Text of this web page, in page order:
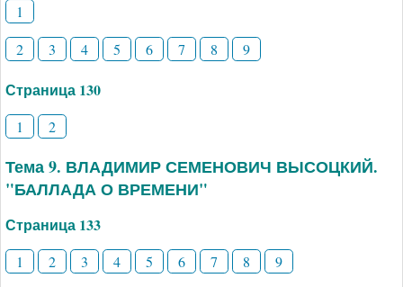
1
2
3 4 5 6 7 8 9
Страница 130
1 2
Тема 9. ВЛАДИМИР СЕМЕНОВИЧ ВЫСОЦКИЙ.
"БАЛЛАДА О ВРЕМЕНИ"
Страница 133
1 2 3 4 5 6 7 8 9